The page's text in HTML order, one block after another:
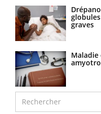
graves
Maladie